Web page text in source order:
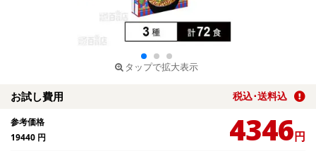
タップで拡大表示
お試し費用 税込･送料込
参考価格
19440 円 4346円